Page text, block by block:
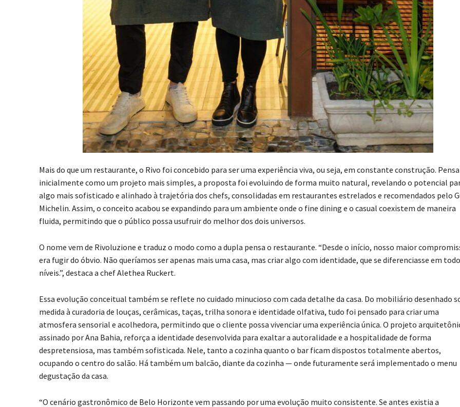
Mais do que um restaurante, o Rivo foi concebido para ser uma experiência viva, ou seja, em constante construção.
inicialmente como um projeto mais simples, a proposta foi evoluindo de forma muito natural, revelando o potencial
algo mais sofisticado e alinhado à trajetória dos chefs, consolidadas em restaurantes estrelados e recomendados pelo
Michelin. Assim, o conceito acabou se expandindo para um ambiente onde o fine dining e o casual coexistem de maneira
fluida, permitindo que o público possa usufruir do melhor dos dois universos.
O nome vem de Rivoluzione e traduz o modo como a dupla pensa o restaurante. “Desde o início, nosso maior
era fugir do óbvio. Não queríamos ser apenas mais uma casa, mas criar algo com identidade, que se diferenciasse em
níveis.”, destaca a chef Alethea Ruckert.
Essa evolução conceitual também se reflete no cuidado minucioso com cada detalhe da casa. Do mobiliário desenhado
medida à curadoria de louças, cerâmicas, taças, trilha sonora e identidade olfativa, tudo foi pensado para criar uma
atmosfera sensorial e acolhedora, permitindo que o cliente possa vivenciar uma experiência única. O projeto
assinado por Ana Bahia, reforça a identidade desenvolvida para exaltar a autoralidade e a hospitalidade de forma
despretensiosa, mas também sofisticada. Nele, tanto a cozinha quanto o bar ficam dispostos totalmente abertos,
ocupando o centro do salão. Há também um balcão, diante da cozinha — onde futuramente será implementado o menu
degustação da casa.
“O cenário gastronômico de Belo Horizonte vem passando por uma evolução muito consistente. Se antes existia a